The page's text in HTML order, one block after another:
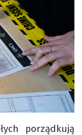
porządkują